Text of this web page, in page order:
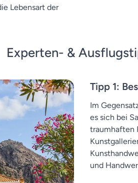
Lebensart der
Experten- &
Tipp 1:
Im
es sich bei
traumhaften
und